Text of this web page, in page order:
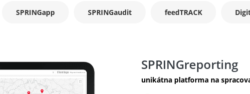
SPRINGapp SPRINGaudit feedTRACK
SPRINGreporting
unikátna platforma na